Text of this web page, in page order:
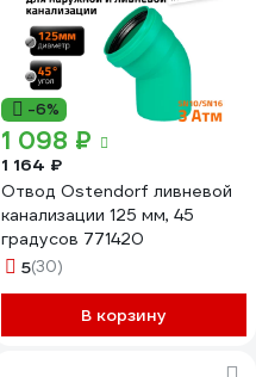
-6%
1 098 ₽
1 164 ₽
Отвод Ostendorf ливневой
канализации 125 мм, 45
градусов 771420
5(30)
В корзину